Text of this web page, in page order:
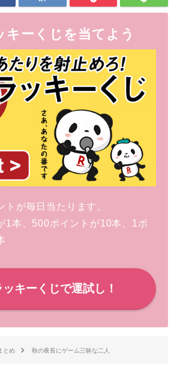
キーくじを当てよう
が毎日当たります。
1本、500ポイントが10本、1ポ
キーくじで運試し！
とめ 秋の夜長にゲーム三昧な二人